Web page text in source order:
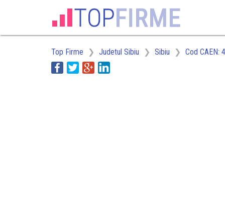
Top Firme Judetul Sibiu Sibiu Cod CAEN: